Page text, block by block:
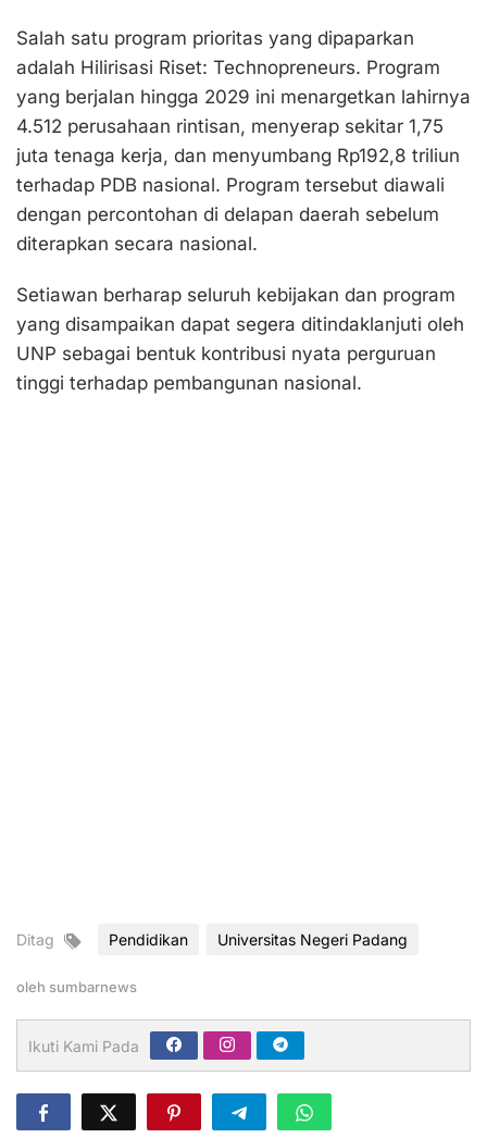
Salah satu program prioritas yang dipaparkan
adalah Hilirisasi Riset: Technopreneurs. Program
yang berjalan hingga 2029 ini menargetkan lahirnya
4.512 perusahaan rintisan, menyerap sekitar 1,75
juta tenaga kerja, dan menyumbang Rp192,8 triliun
terhadap PDB nasional. Program tersebut diawali
dengan percontohan di delapan daerah sebelum
diterapkan secara nasional.
Setiawan berharap seluruh kebijakan dan program
yang disampaikan dapat segera ditindaklanjuti oleh
UNP sebagai bentuk kontribusi nyata perguruan
tinggi terhadap pembangunan nasional.
Ditag Pendidikan Universitas Negeri Padang
oleh sumbarnews
Ikuti Kami Pada